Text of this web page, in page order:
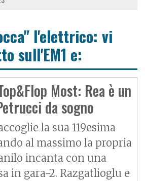
l'elettrico: vi
sull'EM1 e:
Most: Rea è un
da sogno
la sua 119esima
al massimo la propria
incanta con una
in gara-2. Razgatlioglu e